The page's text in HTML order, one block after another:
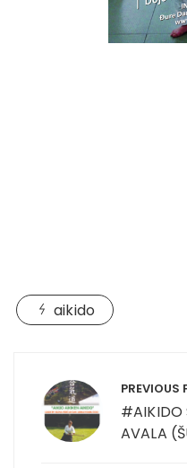
aikido
navigation PREVIOUS
#AIKIDO
AVALA